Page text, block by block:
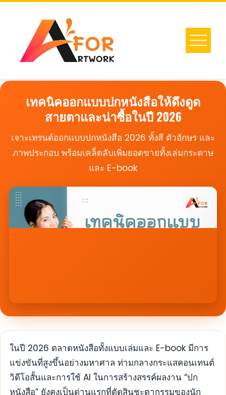
Skip
content
เทคนิคออกแบบปกหนังสือให้ดึงดูด
สายตาและน่าซื้อในปี 2026
เจาะเทรนด์ออกแบบปกหนังสือ 2026 ทั้งสี ตัวอักษร และ
ภาพประกอบ พร้อมเคล็ดลับเพิ่มยอดขายทั้งเล่มกระดาษ
และ E-book
ในปี 2026 ตลาดหนังสือทั้งแบบเล่มและ E-book มีการ
แข่งขันที่สูงขึ้นอย่างมหาศาล ท่ามกลางกระแสคอนเทนต์
วิดีโอสั้นและการใช้ AI ในการสร้างสรรค์ผลงาน “ปก
หนังสือ” ยังคงเป็นด่านแรกที่ตัดสินชะตากรรมของนัก